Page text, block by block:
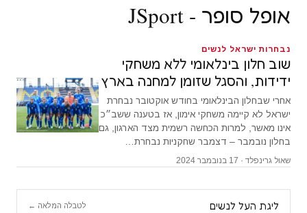
אופל סופר - JSport
נבחרות ישראל לנשים
שוב חלון בינלאומי ללא משחקי
ידידות, והסגל שזומן למחנה בארץ
אחרי שבחלון הבינלאומי בחודש אוקטובר נבחרת
ישראל לא קיימה משחקי אימון, אז בטענה ששב״כ
אינו מאשר, למרות הכחשה רשמית מצד הארגון, גם
בחלון נובמבר – דצמבר שחקניות נבחרת…
שאול גרינפלד · 17 בנובמבר 2024
ליגת העל לנשים לטבלה המלאה ←